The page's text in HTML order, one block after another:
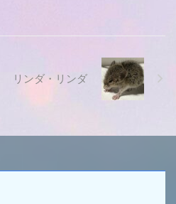
リンダ・リンダ